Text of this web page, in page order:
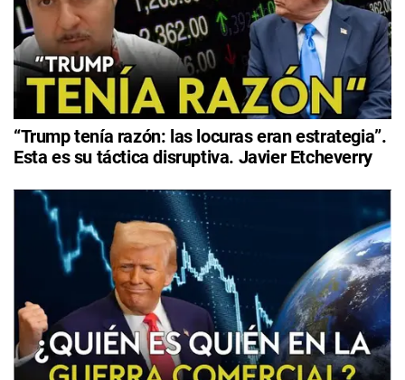
“Trump tenía razón: las locuras eran estrategia”.
Esta es su táctica disruptiva. Javier Etcheverry